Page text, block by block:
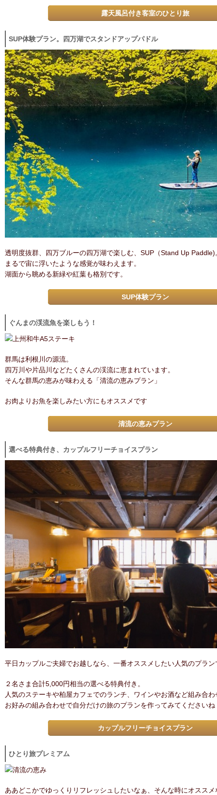
露天風呂付き客室のひとり旅
SUP体験プラン。四万湖でスタンドアップパドル
透明度抜群、四万ブルーの四万湖で楽しむ、SUP（Stand Up Paddle)
まるで宙に浮いたような感覚が味わえます。
湖面から眺める新緑や紅葉も格別です。
SUP体験プラン
ぐんまの渓流魚を楽しもう！
群馬は利根川の源流。
四万川や片品川などたくさんの渓流に恵まれています。
そんな群馬の恵みが味わえる「清流の恵みプラン」
お肉よりお魚を楽しみたい方にもオススメです
清流の恵みプラン
選べる特典付き、カップルフリーチョイスプラン
平日カップルご夫婦でお越しなら、一番オススメしたい人気のプラン
２名さま合計5,000円相当の選べる特典付き。
人気のステーキや柏屋カフェでのランチ、ワインやお酒など組み合
お好みの組み合わせで自分だけの旅のプランを作ってみてくださいね
カップルフリーチョイスプラン
ひとり旅プレミアム
ああどこかでゆっくりリフレッシュしたいなぁ、そんな時にオスス